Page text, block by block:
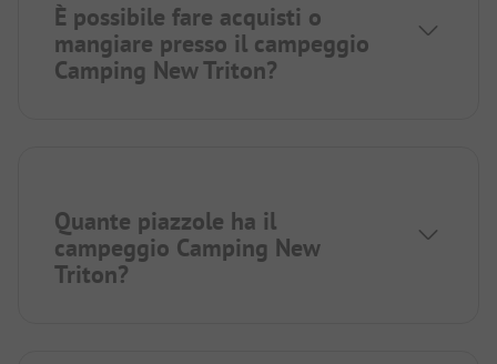
È possibile fare acquisti o
mangiare presso il campeggio
Camping New Triton?
Quante piazzole ha il
campeggio Camping New
Triton?